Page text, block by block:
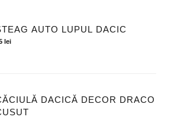
AUTO LUPUL DACIC
lei
DACICĂ DECOR DRACO